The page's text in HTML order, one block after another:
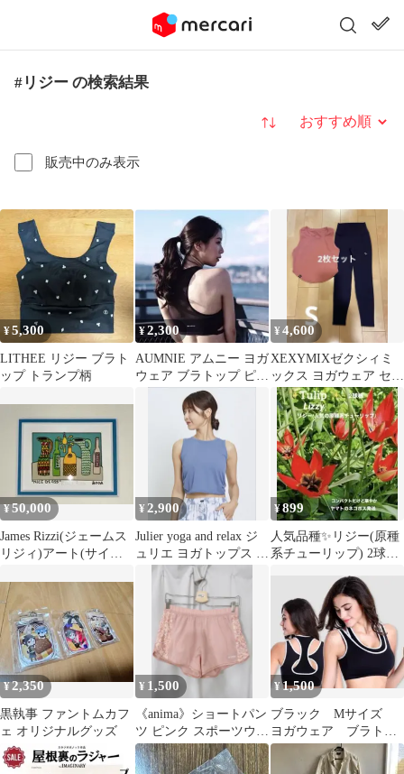
#リジー の検索結果
販売中のみ表示
並び替え
¥5,300
LITHEE リジー ブラト
ップ トランプ柄
¥2,300
AUMNIE アムニー ヨガ
ウェア ブラトップ ピラ
ティス トレーニング ジ
¥4,600
XEXYMIXゼクシィミ
ックス ヨガウェア セッ
ト ピラティス レギンス
¥50,000
James Rizzi(ジェームス
リジィ)アート(サイン
¥ 2,900
Julier yoga and relax ジ
ュリエ ヨガトップス ヨ
ガ ウェア
¥899
人気品種✨リジー(原種
系チューリップ) 2球根
チューリップ
¥2,350
黒執事 ファントムカフ
ェ オリジナルグッズ
¥ 1,500
《anima》ショートパン
ツ ピンク スポーツウェ
ア ヨガ ランニング
¥1,500
ブラック Mサイズ
ヨガウェア ブラトッ
プ タンクトップ ス
ポーツ ピラティス